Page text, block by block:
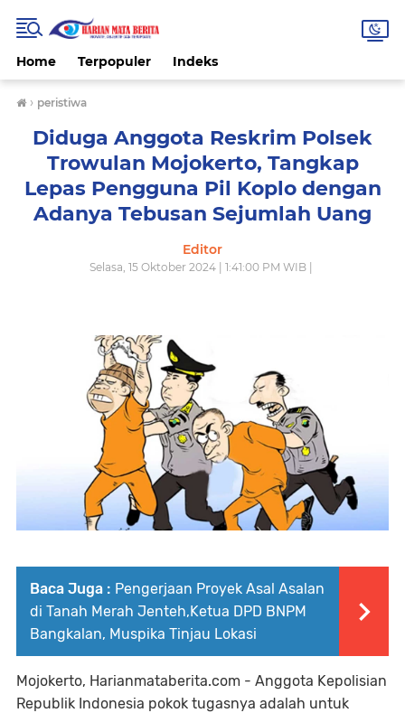
Home Terpopuler Indeks
› peristiwa
Diduga Anggota Reskrim Polsek
Trowulan Mojokerto, Tangkap
Lepas Pengguna Pil Koplo dengan
Adanya Tebusan Sejumlah Uang
Editor
Selasa, 15 Oktober 2024 | 1:41:00 PM WIB |
Baca Juga : Pengerjaan Proyek Asal Asalan
di Tanah Merah Jenteh,Ketua DPD BNPM
Bangkalan, Muspika Tinjau Lokasi
Mojokerto, Harianmataberita.com - Anggota Kepolisian
Republik Indonesia pokok tugasnya adalah untuk